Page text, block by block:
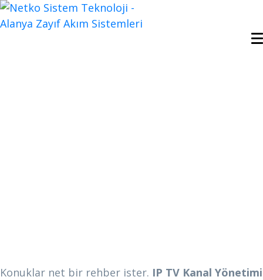
IP TV Kanal
Konuklar net bir rehber ister. IP TV Kanal Yönetimi